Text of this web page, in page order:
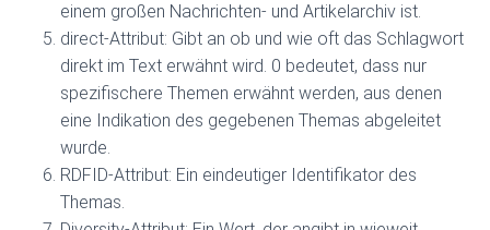
einem großen Nachrichten- und Artikelarchiv ist.
direct-Attribut: Gibt an ob und wie oft das Schlagwort
direkt im Text erwähnt wird. 0 bedeutet, dass nur
spezifischere Themen erwähnt werden, aus denen
eine Indikation des gegebenen Themas abgeleitet
wurde.
RDFID-Attribut: Ein eindeutiger Identifikator des
Themas.